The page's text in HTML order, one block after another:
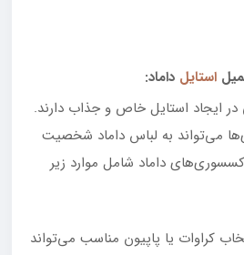
استایل داماد:
ایجاد استایل خاص و جذاب دارند.
می‌تواند به لباس داماد شخصیت
داماد شامل موارد زیر
کراوات یا پاپیون مناسب می‌تواند